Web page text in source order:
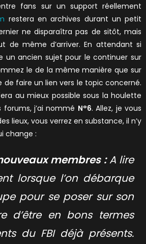
fans sur un support réellement
restera en archives durant un petit
ne disparaîtra pas de sitôt, mais
de même d’arriver. En attendant si
un ancien sujet pour le continuer sur
le de la même manière que sur
de faire un lien vers le topic concerné.
au mieux possible sous la houlette
forums, j’ai nommé N°6. Allez, je vous
lieux, vous verrez en substance, il n’y
change :
membres :A lire
lorsque l’on débarque
pour se poser sur son
d’être en bons termes
du FBI déjà présents.